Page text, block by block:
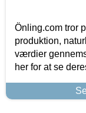
Önling.com tror
produktion,
værdier
her for at se